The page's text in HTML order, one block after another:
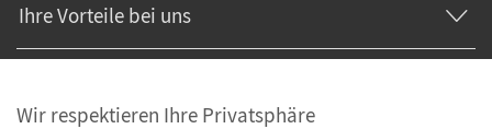
Ihre Vorteile bei uns
Wir respektieren Ihre Privatsphäre